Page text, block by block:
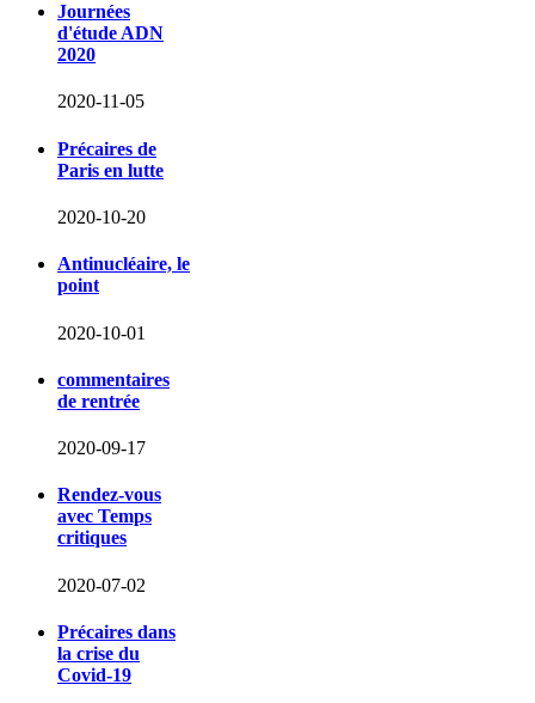
Journées
d'étude ADN
2020
2020-11-05
Précaires de
Paris en lutte
2020-10-20
Antinucléaire, le
point
2020-10-01
commentaires
de rentrée
2020-09-17
Rendez-vous
avec Temps
critiques
2020-07-02
Précaires dans
la crise du
Covid-19